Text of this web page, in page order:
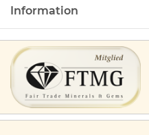
Information